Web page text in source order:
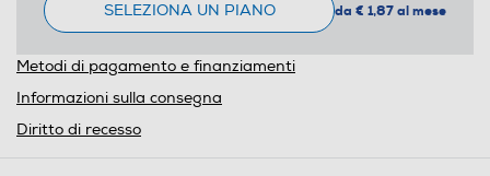
SELEZIONA UN PIANO da € 1,87 al mese
Metodi di pagamento e finanziamenti
Informazioni sulla consegna
Diritto di recesso